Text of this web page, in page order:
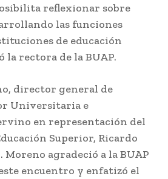
reflexionar sobre
las funciones
de educación
la rectora de la BUAP.
director general de
Universitaria e
en representación del
Superior, Ricardo
agradeció a la BUAP
encuentro y enfatizó el